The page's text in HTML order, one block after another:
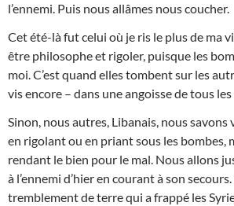
l’ennemi. Puis nous allâmes nous coucher.
Cet été-là fut celui où je ris le plus de ma
être philosophe et rigoler, puisque les
moi. C’est quand elles tombent sur les
vis encore – dans une angoisse de tous
Sinon, nous autres, Libanais, nous
en rigolant ou en priant sous les bombes,
rendant le bien pour le mal. Nous allons
à l’ennemi d’hier en courant à son
tremblement de terre qui a frappé les